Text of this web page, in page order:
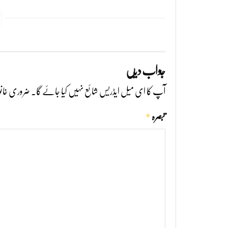
جواب دیں
آپ کا ای میل ایڈریس شائع نہیں کیا جائے گا۔ ضروری
تبصرہ *